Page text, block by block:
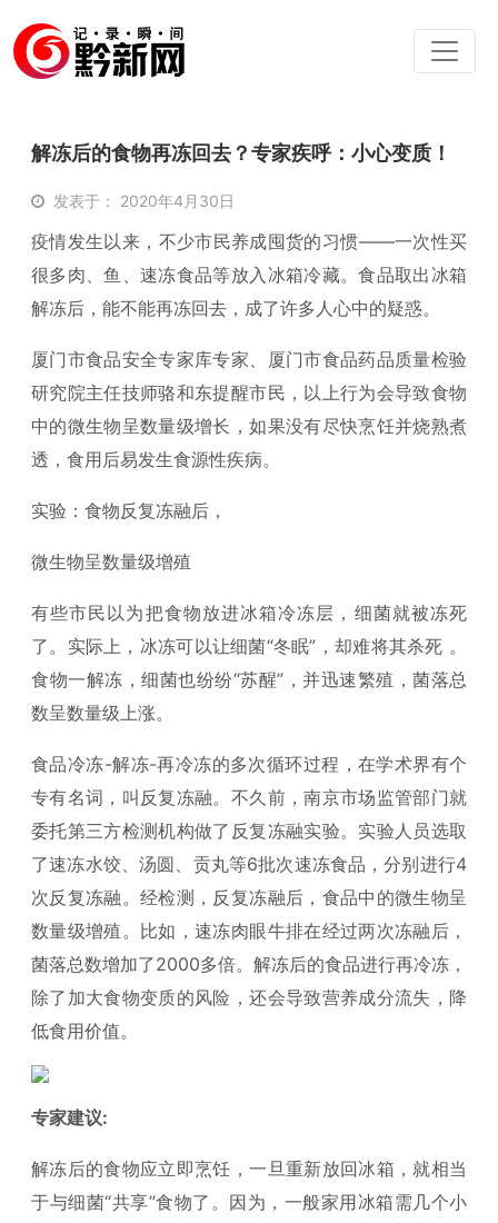
解冻后的食物再冻回去？专家疾呼：小心变质！
发表于： 2020年4月30日
疫情发生以来，不少市民养成囤货的习惯——一次性买
很多肉、鱼、速冻食品等放入冰箱冷藏。食品取出冰箱
解冻后，能不能再冻回去，成了许多人心中的疑惑。
厦门市食品安全专家库专家、厦门市食品药品质量检验
研究院主任技师骆和东提醒市民，以上行为会导致食物
中的微生物呈数量级增长，如果没有尽快烹饪并烧熟煮
透，食用后易发生食源性疾病。
实验：食物反复冻融后，
微生物呈数量级增殖
有些市民以为把食物放进冰箱冷冻层，细菌就被冻死
了。实际上，冰冻可以让细菌“冬眠”，却难将其杀死 。
食物一解冻，细菌也纷纷“苏醒”，并迅速繁殖，菌落总
数呈数量级上涨。
食品冷冻-解冻-再冷冻的多次循环过程，在学术界有个
专有名词，叫反复冻融。不久前，南京市场监管部门就
委托第三方检测机构做了反复冻融实验。实验人员选取
了速冻水饺、汤圆、贡丸等6批次速冻食品，分别进行4
次反复冻融。经检测，反复冻融后，食品中的微生物呈
数量级增殖。比如，速冻肉眼牛排在经过两次冻融后，
菌落总数增加了2000多倍。解冻后的食品进行再冷冻，
除了加大食物变质的风险，还会导致营养成分流失，降
低食用价值。
专家建议:
解冻后的食物应立即烹饪，一旦重新放回冰箱，就相当
于与细菌“共享”食物了。因为，一般家用冰箱需几个小